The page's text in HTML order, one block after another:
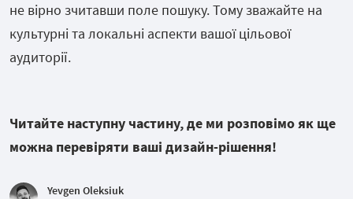
не вірно зчитавши поле пошуку. Тому зважайте на
культурні та локальні аспекти вашої цільової
аудиторії.
Читайте наступну частину, де ми розповімо як ще
можна перевіряти ваші дизайн-рішення!
Yevgen Oleksiuk